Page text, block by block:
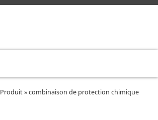
Produit»combinaison de protection chimique